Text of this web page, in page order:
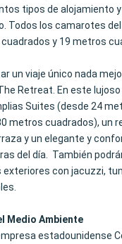
tipos de alojamiento y
Todos los camarotes
y 19 metros
un viaje único nada
Retreat. En este lujoso
Suites (desde 24
metros cuadrados), un
y un elegante y
del día. También
con jacuzzi,
Medio Ambiente
estadounidense